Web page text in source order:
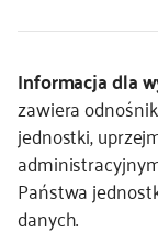
kontakt
Informacja dla
zawiera
jednostki,
Państwa
danych.